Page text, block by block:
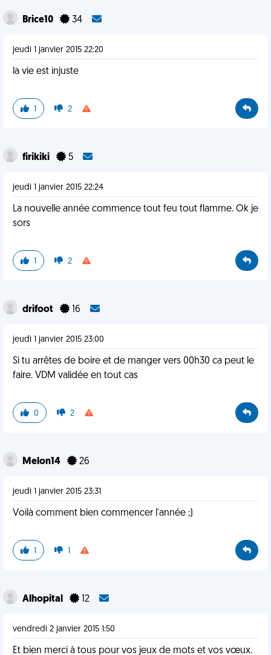
Brice10 34
jeudi 1 janvier 2015 22:20
la vie est injuste
1 2
firikiki 5
jeudi 1 janvier 2015 22:24
La nouvelle année commence tout feu tout flamme. Ok je
sors
1 2
drifoot 16
jeudi 1 janvier 2015 23:00
Si tu arrêtes de boire et de manger vers 00h30 ca peut le
faire. VDM validée en tout cas
0 2
Melon14 26
jeudi 1 janvier 2015 23:31
Voilà comment bien commencer l'année ;)
1 1
Alhopital 12
vendredi 2 janvier 2015 1:50
Et bien merci à tous pour vos jeux de mots et vos vœux.